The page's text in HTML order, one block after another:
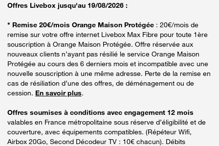
Offres Livebox jusqu'au 19/08/2026 :
* Remise 20€/mois Orange Maison Protégée : 20€/mois de
remise sur votre offre internet Livebox Max Fibre pour toute 1ère
souscription à Orange Maison Protégée. Offre réservée aux
nouveaux clients n’ayant pas résilié le service Orange Maison
Protégée au cours des 6 derniers mois et incompatible avec une
nouvelle souscription à une même adresse. Perte de la remise en
cas de résiliation d’une des offres, de déménagement ou de
cession. En savoir plus.
Offres soumises à conditions avec engagement 12 mois
valables en France métropolitaine sous réserve d’éligibilité et de
couverture, avec équipements compatibles. (Répéteur Wifi,
Airbox 20Go, Second Décodeur TV : 10€ chacun). Débits